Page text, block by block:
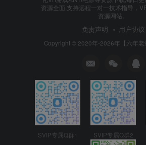
资源全面,支持远程一对一技术指导，
资源网站。
免责声明 用户协议
Copyright © 2020年-2026年【六年老
SVIP专属Q群1 SVIP专属Q群2